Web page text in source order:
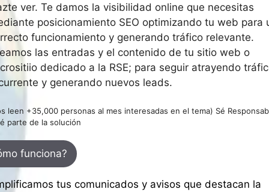
ver. Te damos la visibilidad online que necesitas
posicionamiento SEO optimizando tu web para
funcionamiento y generando tráfico relevante.
las entradas y el contenido de tu sitio web o
dedicado a la RSE; para seguir atrayendo
y generando nuevos leads.
leen +35,000 personas al mes interesadas en el tema) Sé
parte de la solución
funciona?
tus comunicados y avisos que destacan la